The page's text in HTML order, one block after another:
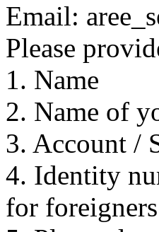
Email:
Please
1. Name
2. Name of
3. Account /
4. Identity
for